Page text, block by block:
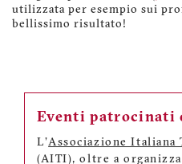
utilizzata per esempio sui
bellissimo risultato!
Eventi patrocinati
L'Associazione
(AITI), oltre a